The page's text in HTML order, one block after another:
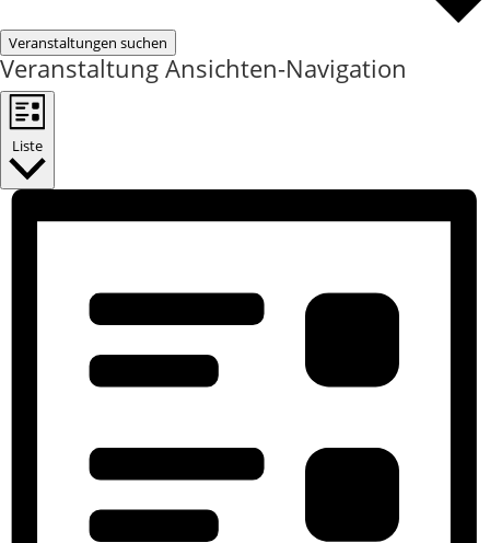
Veranstaltungen suchen
Veranstaltung Ansichten-Navigation
Liste